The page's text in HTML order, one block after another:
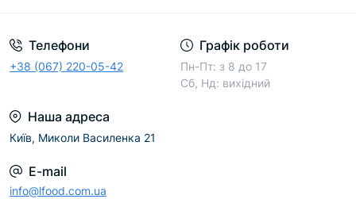
Телефони
+38 (067) 220-05-42
Графік роботи
Пн-Пт: з 8 до 17
Сб, Нд: вихідний
Наша адреса
Київ, Миколи Василенка 21
E-mail
info@lfood.com.ua